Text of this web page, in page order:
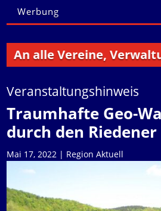
Werbung
alle Vereine,
Veranstaltungshinweis
Traumhafte Geo-
durch den Riedener
Mai 17, 2022 | Region Aktuell